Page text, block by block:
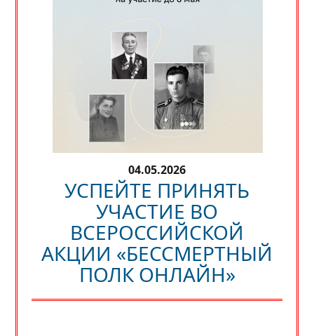
04.05.2026
УСПЕЙТЕ ПРИНЯТЬ
УЧАСТИЕ ВО
ВСЕРОССИЙСКОЙ
АКЦИИ «БЕССМЕРТНЫЙ
ПОЛК ОНЛАЙН»